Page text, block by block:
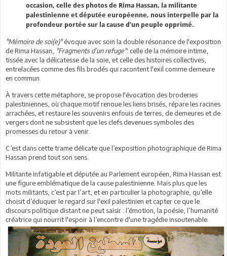
occasion, celle des photos de Rima Hassan, la militante
palestinienne et députée européenne, nous interpelle par la
profondeur portée sur la cause d’un peuple opprimé.
"Mémoire de soi(e)"évoque avec soin la double résonance de l'exposition
de Rima Hassan,
"Fragments d’un refuge": celle de la mémoire intime,
tissée avec la délicatesse de la soie, et celle des histoires collectives,
entrelacées comme des fils brodés qui racontent l'exil comme demeure
en commun.
À travers cette métaphore, se propose l'évocation des broderies
palestiniennes, où chaque motif renoue les liens brisés, répare les racines
arrachées, et restaure les souvenirs enfouis de terres, de demeures et de
vergers dont ne subsistent que les clefs devenues symboles des
promesses du retour à venir.
C’est dans cette trame délicate que l’exposition photographique de Rima
Hassan prend tout son sens.
Militante infatigable et députée au Parlement européen, Rima Hassan est
une figure emblématique de la cause palestinienne. Mais plus que les
mots militants, c’est par l’art, et en particulier la photographie, qu’elle
choisit d’éduquer le regard sur l'exil palestinien et capter ce que le
discours politique distant ne peut saisir : l’émotion, la poésie, l’humanité
créatrice qui nourrit l'espoir à l’encontre d'une tragédie insoutenable.